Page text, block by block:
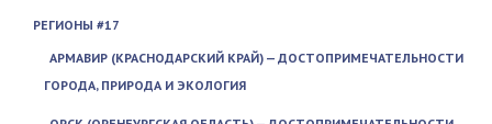
РЕГИОНЫ #17
АРМАВИР (КРАСНОДАРСКИЙ КРАЙ) — ДОСТОПРИМЕЧАТЕЛЬНОСТИ
ГОРОДА, ПРИРОДА И ЭКОЛОГИЯ